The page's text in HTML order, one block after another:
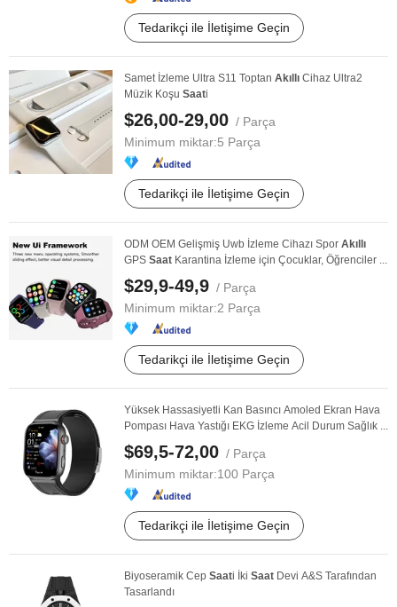
Tedarikçi ile İletişime Geçin
Samet İzleme Ultra S11 Toptan Akıllı Cihaz Ultra2
Müzik Koşu Saati
$26,00-29,00 / Parça
Minimum miktar:5 Parça
Tedarikçi ile İletişime Geçin
ODM OEM Gelişmiş Uwb İzleme Cihazı Spor Akıllı
GPS Saat Karantina İzleme için Çocuklar, Öğrenciler ...
$29,9-49,9 / Parça
Minimum miktar:2 Parça
Tedarikçi ile İletişime Geçin
Yüksek Hassasiyetli Kan Basıncı Amoled Ekran Hava
Pompası Hava Yastığı EKG İzleme Acil Durum Sağlık ...
$69,5-72,00 / Parça
Minimum miktar:100 Parça
Tedarikçi ile İletişime Geçin
Biyoseramik Cep Saati İki Saat Devi A&S Tarafından
Tasarlandı